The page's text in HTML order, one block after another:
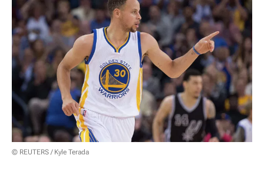
© REUTERS / Kyle Terada